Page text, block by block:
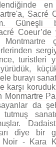
Sacré
Montmartre
turistleri
burayı
karşı
da
diye bir
- Kara